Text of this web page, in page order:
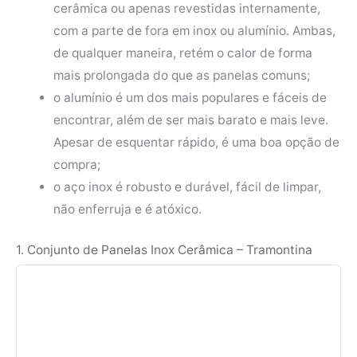
cerâmica ou apenas revestidas internamente,
com a parte de fora em inox ou alumínio. Ambas,
de qualquer maneira, retém o calor de forma
mais prolongada do que as panelas comuns;
o alumínio é um dos mais populares e fáceis de
encontrar, além de ser mais barato e mais leve.
Apesar de esquentar rápido, é uma boa opção de
compra;
o aço inox é robusto e durável, fácil de limpar,
não enferruja e é atóxico.
1. Conjunto de Panelas Inox Cerâmica – Tramontina